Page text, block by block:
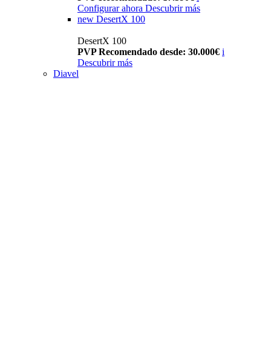
Configurar ahora Descubrir más
new DesertX 100
DesertX 100
PVP Recomendado desde: 30.000€ i
Descubrir más
Diavel